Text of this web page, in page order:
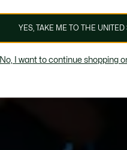
YES, TAKE ME TO THE UNITED
No, I want to continue shopping